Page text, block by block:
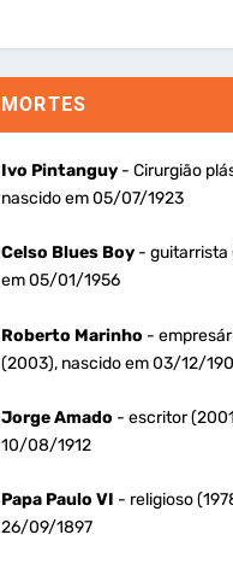
MORTES
Ivo Pintanguy- Cirurgião
nascido em 05/07/1923
Celso Blues Boy- guitarrista
em 05/01/1956
Roberto Marinho -
(2003), nascido em 03/12/
Jorge Amado - escritor
10/08/1912
Papa Paulo VI - religioso
26/09/1897